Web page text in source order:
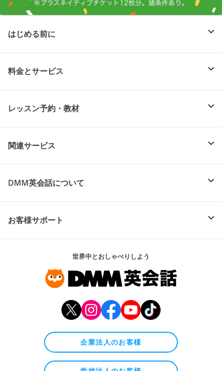
はじめる前に
料金とサービス
レッスン予約・教材
関連サービス
DMM英会話について
お客様サポート
世界中とおしゃべりしよう
企業法人のお客様